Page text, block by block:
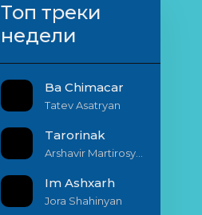
Топ треки
недели
Ba Chimacar
Tatev Asatryan
Tarorinak
Im Ashxarh
Jora Shahinyan